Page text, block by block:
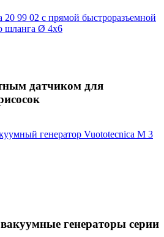
датчиком для
генераторы серии